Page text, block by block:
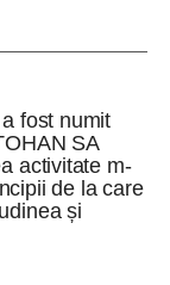
fost numit
SA
activitate m-
de la care
și